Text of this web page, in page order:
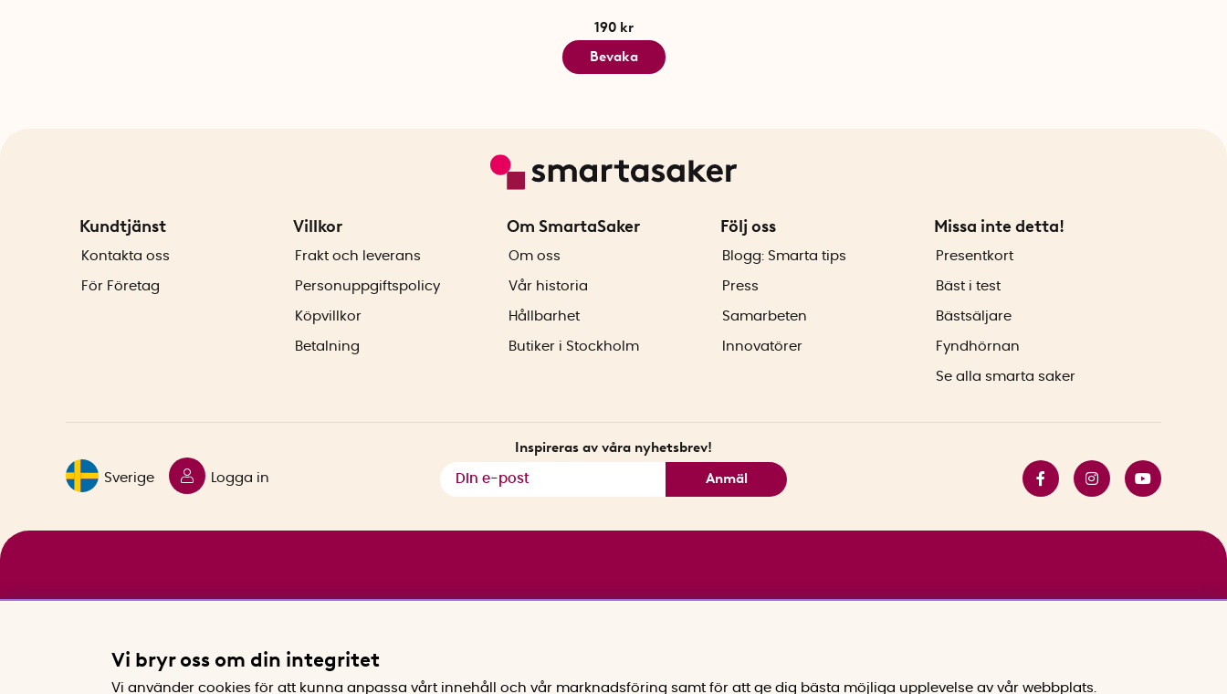
190 kr
Bevaka
Kundtjänst
Kontakta oss
För Företag
Villkor
Frakt och leverans
Personuppgiftspolicy
Köpvillkor
Betalning
Om SmartaSaker
Om oss
Vår historia
Hållbarhet
Butiker i Stockholm
Följ oss
Blogg: Smarta tips
Press
Samarbeten
Innovatörer
Missa inte detta!
Presentkort
Bäst i test
Bästsäljare
Fyndhörnan
Se alla smarta saker
Sverige Logga in
Inspireras av våra nyhetsbrev!
Anmäl
Vi bryr oss om din integritet
Vi använder cookies för att kunna anpassa vårt innehåll och vår marknadsföring samt för att ge dig bästa möjliga upplevelse av vår webbplats.